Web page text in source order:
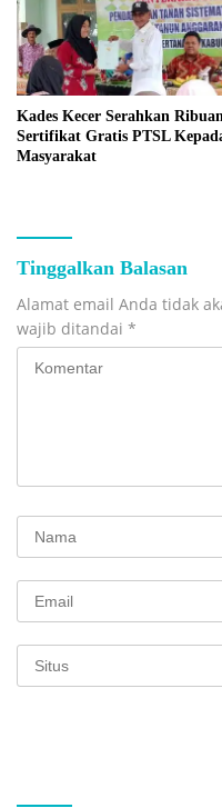
Kades Kecer Serahkan Ribuan
Sertifikat Gratis PTSL
Masyarakat
Tinggalkan Balasan
Alamat email Anda tidak
wajib ditandai *